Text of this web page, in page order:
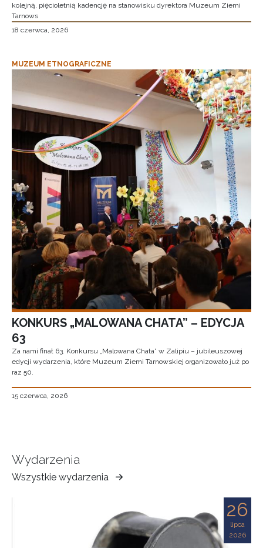
kolejną, pięcioletnią kadencję na stanowisku dyrektora Muzeum Ziemi
Tarnows
18 czerwca, 2026
MUZEUM ETNOGRAFICZNE
KONKURS „MALOWANA CHATA” – EDYCJA
63
Za nami finał 63. Konkursu „Malowana Chata” w Zalipiu – jubileuszowej
edycji wydarzenia, które Muzeum Ziemi Tarnowskiej organizowało już po
raz 50.
15 czerwca, 2026
Wydarzenia
Wszystkie wydarzenia
Muzeum
Ziemi
26
lipca
2026